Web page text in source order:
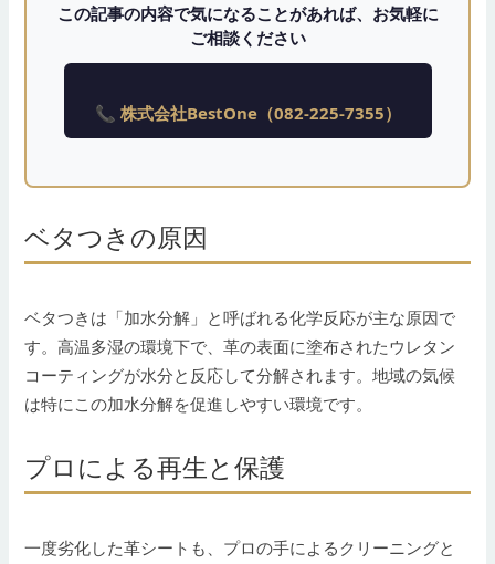
この記事の内容で気になることがあれば、お気軽に
ご相談ください
📞 株式会社BestOne（082-225-7355）
ベタつきの原因
ベタつきは「加水分解」と呼ばれる化学反応が主な原因で
す。高温多湿の環境下で、革の表面に塗布されたウレタン
コーティングが水分と反応して分解されます。地域の気候
は特にこの加水分解を促進しやすい環境です。
プロによる再生と保護
一度劣化した革シートも、プロの手によるクリーニングと